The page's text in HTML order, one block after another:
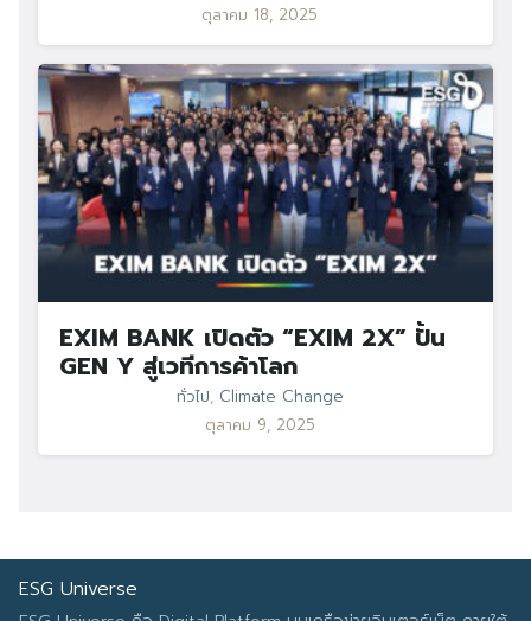
ตุลาคม 18, 2025
EXIM BANK เปิดตัว “EXIM 2X” ปั้น
GEN Y สู่เวทีการค้าโลก
ทั่วไป, Climate Change
ตุลาคม 9, 2025
ESG Universe